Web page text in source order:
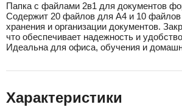
Папка с файлами 2в1 для документов
Содержит 20 файлов для А4 и 10
хранения и организации документов.
что обеспечивает надежность и
Идеальна для офиса, обучения и
Характеристики